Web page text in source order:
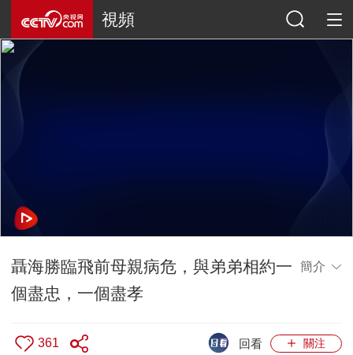
視頻
聶海勝臨飛前母親病危，與弟弟相約一
個盡忠，一個盡孝
簡介
361 關注
回看